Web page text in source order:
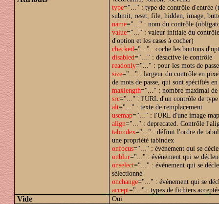
type="..." : type de contrôle d'entrée
submit, reset, file, hidden, image,
name="..." : nom du contrôle
value="..." : valeur initiale du
d'option et les cases à cocher)
checked="..." : coche les boutons
disabled="..." : désactive le contrôle
readonly="..." : pour les mots de
size="..." : largeur du contrôle en
de mots de passe, qui sont spécifiés
maxlength="..." : nombre maximal de
src="..." : l'URL d'un contrôle de type
alt="..." : texte de remplacement
usemap="..." : l'URL d'une image
align="..." : deprecated. Contrôle
tabindex="..." : définit l'ordre de
une propriété tabindex
onfocus="..." : événement qui se
onblur="..." : événement qui se
onselect="..." : événement qui se
sélectionné
onchange="..." : événement qui se
accept="..." : types de fichiers
Vide Oui